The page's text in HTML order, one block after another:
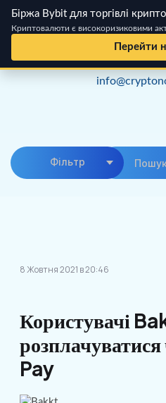
Біржа Bybit для торгівлі
Криптовалюти є високоризиковими
Перейти
Фiльтр
8 Жовтня 2021 в 20:46
Користувачі
Pay